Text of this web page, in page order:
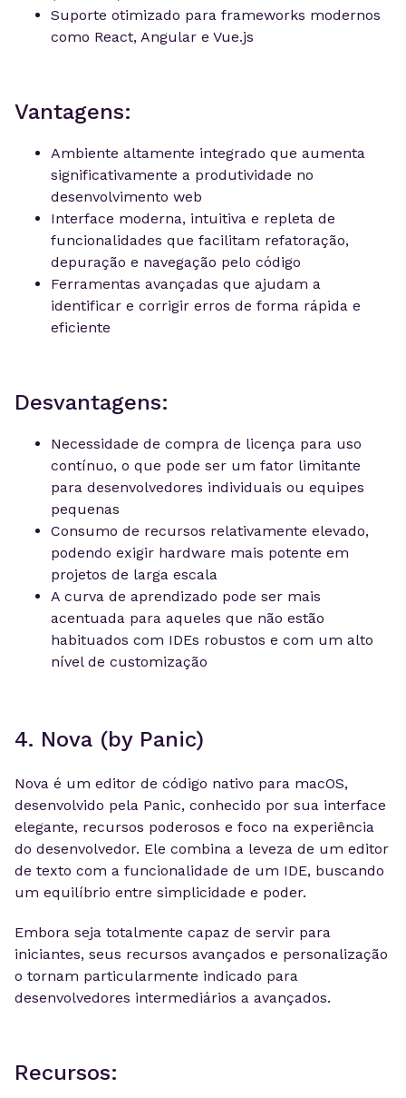
Suporte otimizado para frameworks modernos
como React, Angular e Vue.js
Vantagens:
Ambiente altamente integrado que aumenta
significativamente a produtividade no
desenvolvimento web
Interface moderna, intuitiva e repleta de
funcionalidades que facilitam refatoração,
depuração e navegação pelo código
Ferramentas avançadas que ajudam a
identificar e corrigir erros de forma rápida e
eficiente
Desvantagens:
Necessidade de compra de licença para uso
contínuo, o que pode ser um fator limitante
para desenvolvedores individuais ou equipes
pequenas
Consumo de recursos relativamente elevado,
podendo exigir hardware mais potente em
projetos de larga escala
A curva de aprendizado pode ser mais
acentuada para aqueles que não estão
habituados com IDEs robustos e com um alto
nível de customização
4. Nova (by Panic)
Nova é um editor de código nativo para macOS,
desenvolvido pela Panic, conhecido por sua interface
elegante, recursos poderosos e foco na experiência
do desenvolvedor. Ele combina a leveza de um editor
de texto com a funcionalidade de um IDE, buscando
um equilíbrio entre simplicidade e poder.
Embora seja totalmente capaz de servir para
iniciantes, seus recursos avançados e personalização
o tornam particularmente indicado para
desenvolvedores intermediários a avançados.
Recursos: